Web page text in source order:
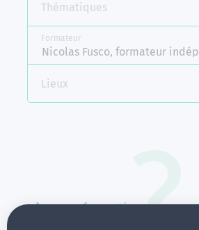
Thématiques
Formateur
Nicolas Fusco, formateur
Lieux
Aucune formation ne